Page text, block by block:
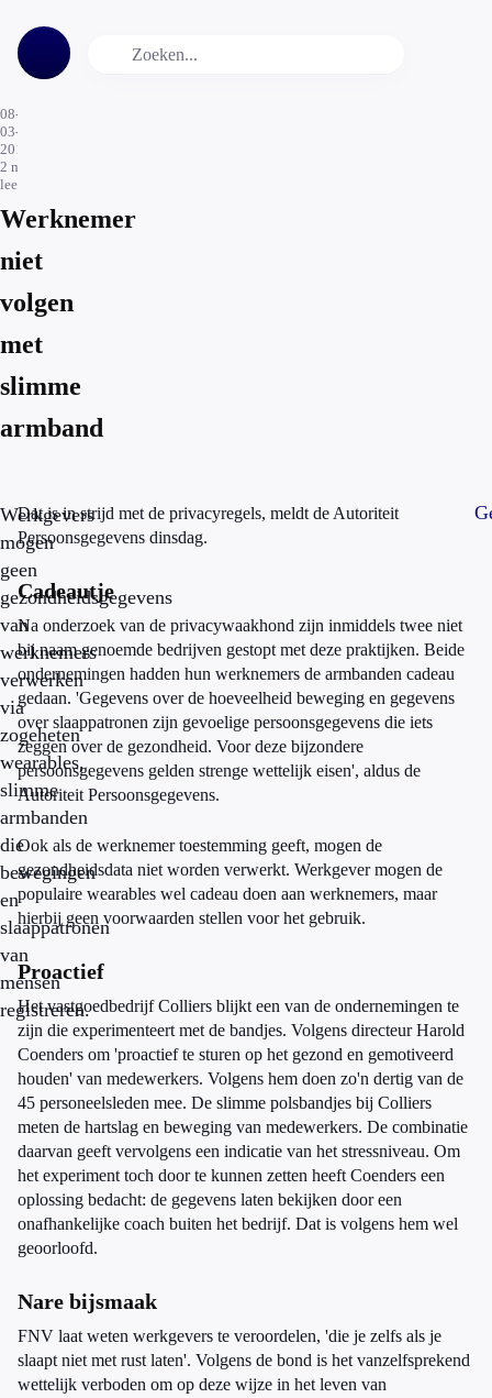
08-
03-
2016
2 min.
leestijd
Werknemer
niet
volgen
met
slimme
armband
Werkgevers
mogen
geen
gezondheidsgegevens
van
werknemers
verwerken
via
zogeheten
wearables,
slimme
armbanden
die
bewegingen
en
slaappatronen
van
mensen
registreren.
Dat is in strijd met de privacyregels, meldt de Autoriteit
Persoonsgegevens dinsdag.
Cadeautje
Na onderzoek van de privacywaakhond zijn inmiddels twee niet
bij naam genoemde bedrijven gestopt met deze praktijken. Beide
ondernemingen hadden hun werknemers de armbanden cadeau
gedaan. 'Gegevens over de hoeveelheid beweging en gegevens
over slaappatronen zijn gevoelige persoonsgegevens die iets
zeggen over de gezondheid. Voor deze bijzondere
persoonsgegevens gelden strenge wettelijk eisen', aldus de
Autoriteit Persoonsgegevens.
Ook als de werknemer toestemming geeft, mogen de
gezondheidsdata niet worden verwerkt. Werkgever mogen de
populaire wearables wel cadeau doen aan werknemers, maar
hierbij geen voorwaarden stellen voor het gebruik.
Proactief
Het vastgoedbedrijf Colliers blijkt een van de ondernemingen te
zijn die experimenteert met de bandjes. Volgens directeur Harold
Coenders om 'proactief te sturen op het gezond en gemotiveerd
houden' van medewerkers. Volgens hem doen zo'n dertig van de
45 personeelsleden mee. De slimme polsbandjes bij Colliers
meten de hartslag en beweging van medewerkers. De combinatie
daarvan geeft vervolgens een indicatie van het stressniveau. Om
het experiment toch door te kunnen zetten heeft Coenders een
oplossing bedacht: de gegevens laten bekijken door een
onafhankelijke coach buiten het bedrijf. Dat is volgens hem wel
geoorloofd.
Nare bijsmaak
FNV laat weten werkgevers te veroordelen, 'die je zelfs als je
slaapt niet met rust laten'. Volgens de bond is het vanzelfsprekend
wettelijk verboden om op deze wijze in het leven van